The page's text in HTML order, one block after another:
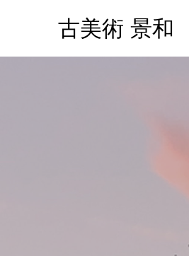
古美術 景和